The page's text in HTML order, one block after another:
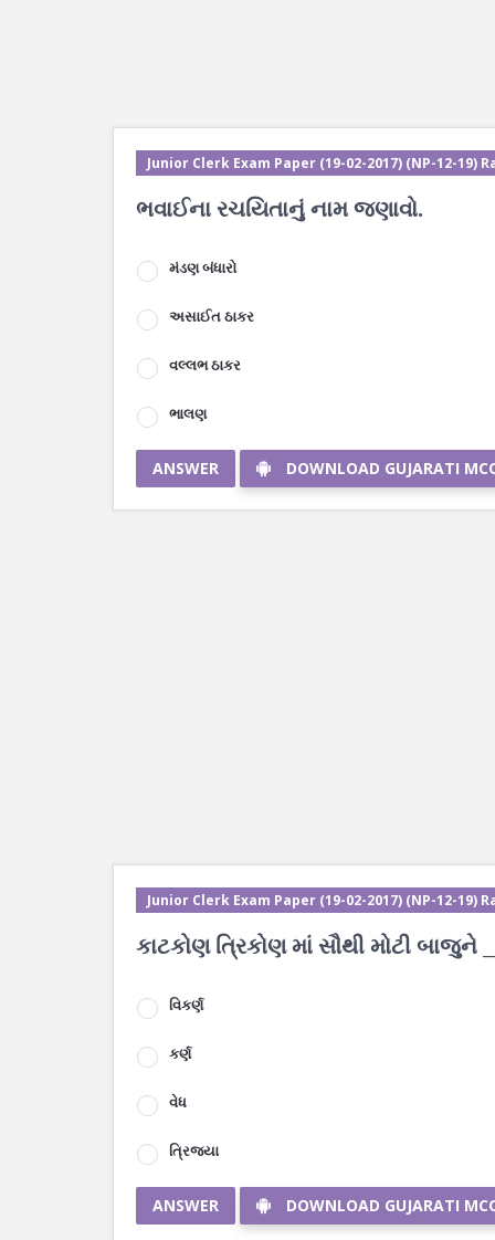
Junior Clerk Exam Paper (19-02-2017) (NP-12-19)
ભવાઈના રચયિતાનું નામ જણાવો.
મંડણ બંધારો
અસાઈત ઠાકર
વલ્લભ ઠાકર
ભાલણ
ANSWER DOWNLOAD GUJARATI
Junior Clerk Exam Paper (19-02-2017) (NP-12-19)
કાટકોણ ત્રિકોણ માં સૌથી મોટી બાજુને
વિકર્ણ
કર્ણ
વેધ
ત્રિજ્યા
ANSWER DOWNLOAD GUJARATI